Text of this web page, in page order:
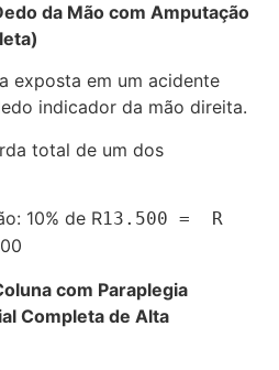
da Mão com Amputação
exposta em um acidente
indicador da mão direita.
total de um dos
10% de R13.500 = R
com Paraplegia
Completa de Alta